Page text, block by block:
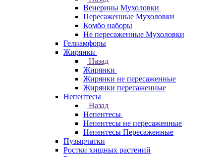
Венерины Мухоловки
Пересаженные Мухоловки
Комбо наборы
Не пересаженные Мухоловки
Гелиамфоры
Жирянки
Назад
Жирянки
Жирянки не пересаженные
Жирянки пересаженные
Непентесы
Назад
Непентесы
Непентесы не пересаженные
Непентесы Пересаженные
Пузырчатки
Ростки хищных растений